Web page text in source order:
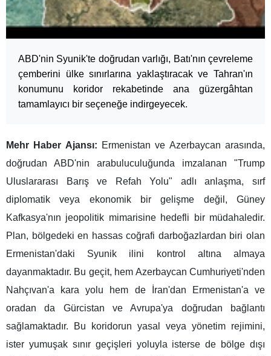
ABD'nin Syunik'te doğrudan varlığı, Batı'nın çevreleme
çemberini ülke sınırlarına yaklaştıracak ve Tahran'ın
konumunu koridor rekabetinde ana güzergâhtan
tamamlayıcı bir seçeneğe indirgeyecek.
Mehr Haber Ajansı: Ermenistan ve Azerbaycan arasında,
doğrudan ABD'nin arabuluculuğunda imzalanan "Trump
Uluslararası Barış ve Refah Yolu" adlı anlaşma, sırf
diplomatik veya ekonomik bir gelişme değil, Güney
Kafkasya'nın jeopolitik mimarisine hedefli bir müdahaledir.
Plan, bölgedeki en hassas coğrafi darboğazlardan biri olan
Ermenistan'daki Syunik ilini kontrol altına almaya
dayanmaktadır. Bu geçit, hem Azerbaycan Cumhuriyeti'nden
Nahçıvan'a kara yolu hem de İran'dan Ermenistan'a ve
oradan da Gürcistan ve Avrupa'ya doğrudan bağlantı
sağlamaktadır. Bu koridorun yasal veya yönetim rejimini,
ister yumuşak sınır geçişleri yoluyla isterse de bölge dışı